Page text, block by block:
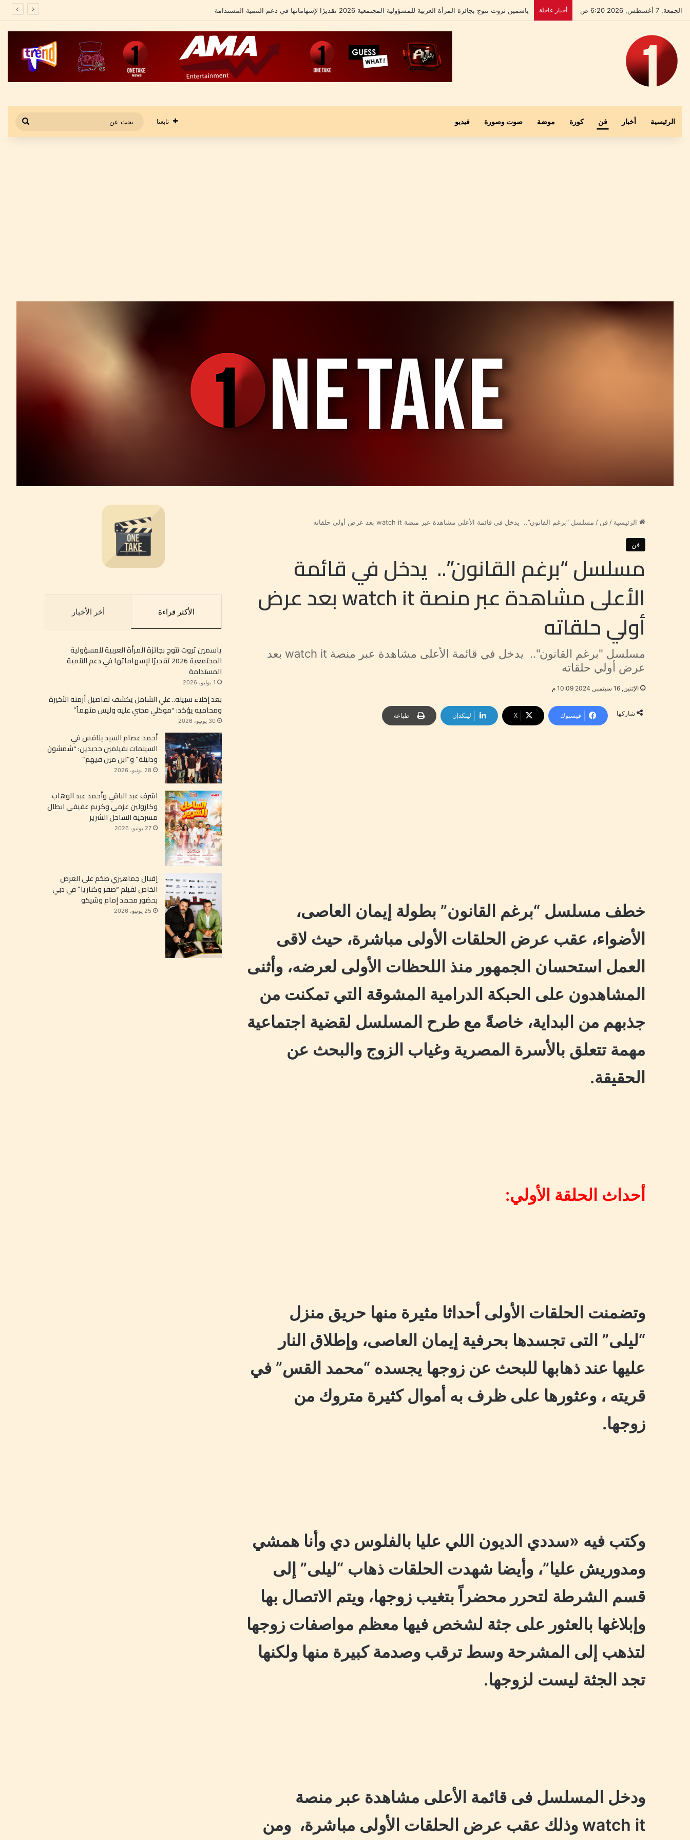
الجمعة, 7 أغسطس, 2026 6:20 ص أخبار عاجلة بعد إخلاء سبيله.. علي الشامل يكشف تفاصيل أزمته الأخيرة ومحاميه يؤكد: “موكلي مجني عليه وليس متهماً”
الرئيسية أخبار فن كورة موضة صوت وصورة فيديو تابعنا
عن
الرئيسية / فن / مسلسل “برغم القانون”.. يدخل في قائمة الأعلى مشاهدة عبر منصة watch it بعد عرض أولي حلقاته
فن
مسلسل “برغم القانون”.. يدخل في قائمة
الأعلى مشاهدة عبر منصة watch it بعد عرض
أولي حلقاته
مسلسل "برغم القانون".. يدخل في قائمة الأعلى مشاهدة عبر منصة watch it بعد
عرض أولي حلقاته
الإثنين, 16 سبتمبر, 2024 10:09 م
شاركها فيسبوك ‫X لينكدإن طباعة
خطف مسلسل “برغم القانون” بطولة إيمان العاصى،
الأضواء، عقب عرض الحلقات الأولى مباشرة، حيث لاقى
العمل استحسان الجمهور منذ اللحظات الأولى لعرضه، وأثنى
المشاهدون على الحبكة الدرامية المشوقة التي تمكنت من
جذبهم من البداية، خاصةً مع طرح المسلسل لقضية اجتماعية
مهمة تتعلق بالأسرة المصرية وغياب الزوج والبحث عن
الحقيقة.
أحداث الحلقة الأولي:
وتضمنت الحلقات الأولى أحداثا مثيرة منها حريق منزل
“ليلى” التى تجسدها بحرفية إيمان العاصى، وإطلاق النار
عليها عند ذهابها للبحث عن زوجها يجسده “محمد القس” في
قريته ، وعثورها على ظرف به أموال كثيرة متروك من
زوجها.
وكتب فيه «سددي الديون اللي عليا بالفلوس دي وأنا همشي
ومدوريش عليا”، وأيضا شهدت الحلقات ذهاب “ليلى” إلى
قسم الشرطة لتحرر محضراً بتغيب زوجها، ويتم الاتصال بها
وإبلاغها بالعثور على جثة لشخص فيها معظم مواصفات زوجها
لتذهب إلى المشرحة وسط ترقب وصدمة كبيرة منها ولكنها
تجد الجثة ليست لزوجها.
ودخل المسلسل فى قائمة الأعلى مشاهدة عبر منصة
watch it وذلك عقب عرض الحلقات الأولى مباشرة، ومن
الأكثر قراءة أخر الأخبار
ياسمين ثروت تتوج بجائزة المرأة العربية للمسؤولية
المجتمعية 2026 تقديرًا لإسهاماتها في دعم التنمية
المستدامة
1 يوليو، 2026
بعد إخلاء سبيله.. علي الشامل يكشف تفاصيل أزمته الأخيرة
ومحاميه يؤكد: “موكلي مجني عليه وليس متهماً”
30 يونيو، 2026
أحمد عصام السيد ينافس في
السينمات بفيلمين جديدين: “شمشون
ودليلة” و”ابن مين فيهم”
28 يونيو، 2026
اشرف عبد الباقي وأحمد عبد الوهاب
وكارولين عزمي وكريم عفيفي ابطال
مسرحية الساحل الشرير
27 يونيو، 2026
إقبال جماهيري ضخم على العرض
الخاص لفيلم “صقر وكناريا” في دبي
بحضور محمد إمام وشيكو
25 يونيو، 2026